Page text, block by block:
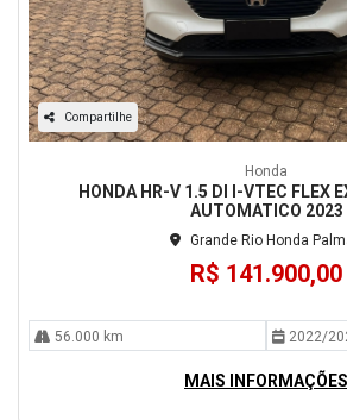
Compartilhe
Honda
HONDA HR-V 1.5 DI I-VTEC FLEX
AUTOMATICO 2023
Grande Rio Honda
R$ 141.900,00
56.000 km 2022/
MAIS INFORMAÇÕES